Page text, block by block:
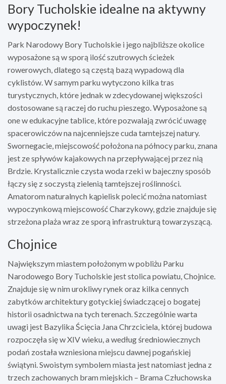
Bory Tucholskie idealne na aktywny
wypoczynek!
Park Narodowy Bory Tucholskie i jego najbliższe okolice
wyposażone są w sporą ilość szutrowych ścieżek
rowerowych, dlatego są częstą bazą wypadową dla
cyklistów. W samym parku wytyczono kilka tras
turystycznych, które jednak w zdecydowanej większości
dostosowane są raczej do ruchu pieszego. Wyposażone są
one w edukacyjne tablice, które pozwalają zwrócić uwagę
spacerowiczów na najcenniejsze cuda tamtejszej natury.
Swornegacie, miejscowość położona na północy parku, znana
jest ze spływów kajakowych na przepływającej przez nią
Brdzie. Krystalicznie czysta woda rzeki w bajeczny sposób
łączy się z soczystą zielenią tamtejszej roślinności.
Amatorom naturalnych kąpielisk polecić można natomiast
wypoczynkową miejscowość Charzykowy, gdzie znajduje się
strzeżona plaża wraz ze sporą infrastrukturą towarzyszącą.
Chojnice
Największym miastem położonym w pobliżu Parku
Narodowego Bory Tucholskie jest stolica powiatu, Chojnice.
Znajduje się w nim urokliwy rynek oraz kilka cennych
zabytków architektury gotyckiej świadczącej o bogatej
historii osadnictwa na tych terenach. Szczególnie warta
uwagi jest Bazylika Ścięcia Jana Chrzciciela, której budowa
rozpoczęła się w XIV wieku, a według średniowiecznych
podań została wzniesiona miejscu dawnej pogańskiej
świątyni. Swoistym symbolem miasta jest natomiast jedna z
trzech zachowanych bram miejskich – Brama Człuchowska